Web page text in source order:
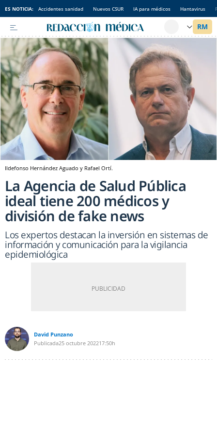
ES NOTICIA: Accidentes sanidad Nuevos CSUR IA para médicos Hantavirus
Ildefonso Hernández Aguado y Rafael Ortí.
La Agencia de Salud Pública
ideal tiene 200 médicos y
división de fake news
Los expertos destacan la inversión en sistemas de
información y comunicación para la vigilancia
epidemiológica
David Punzano
Publicada25 octubre 202217:50h